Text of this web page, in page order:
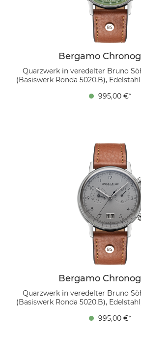
Bergamo
Quarzwerk in veredelter Bruno
(Basiswerk Ronda 5020.B),
gewölbtes Saphirglas innen
Großdatum bei 6 Uhr und die
Hilfszifferblätter für Sekunden-
fügen sich harmonisch in das
Getragen wird die Uhr am
Lederband – eine Kombination,
Natürlichkeit
995,00 €*
Bergamo
Quarzwerk in veredelter Bruno
(Basiswerk Ronda 5020.B),
gewölbtes Saphirglas innen
995,00 €*